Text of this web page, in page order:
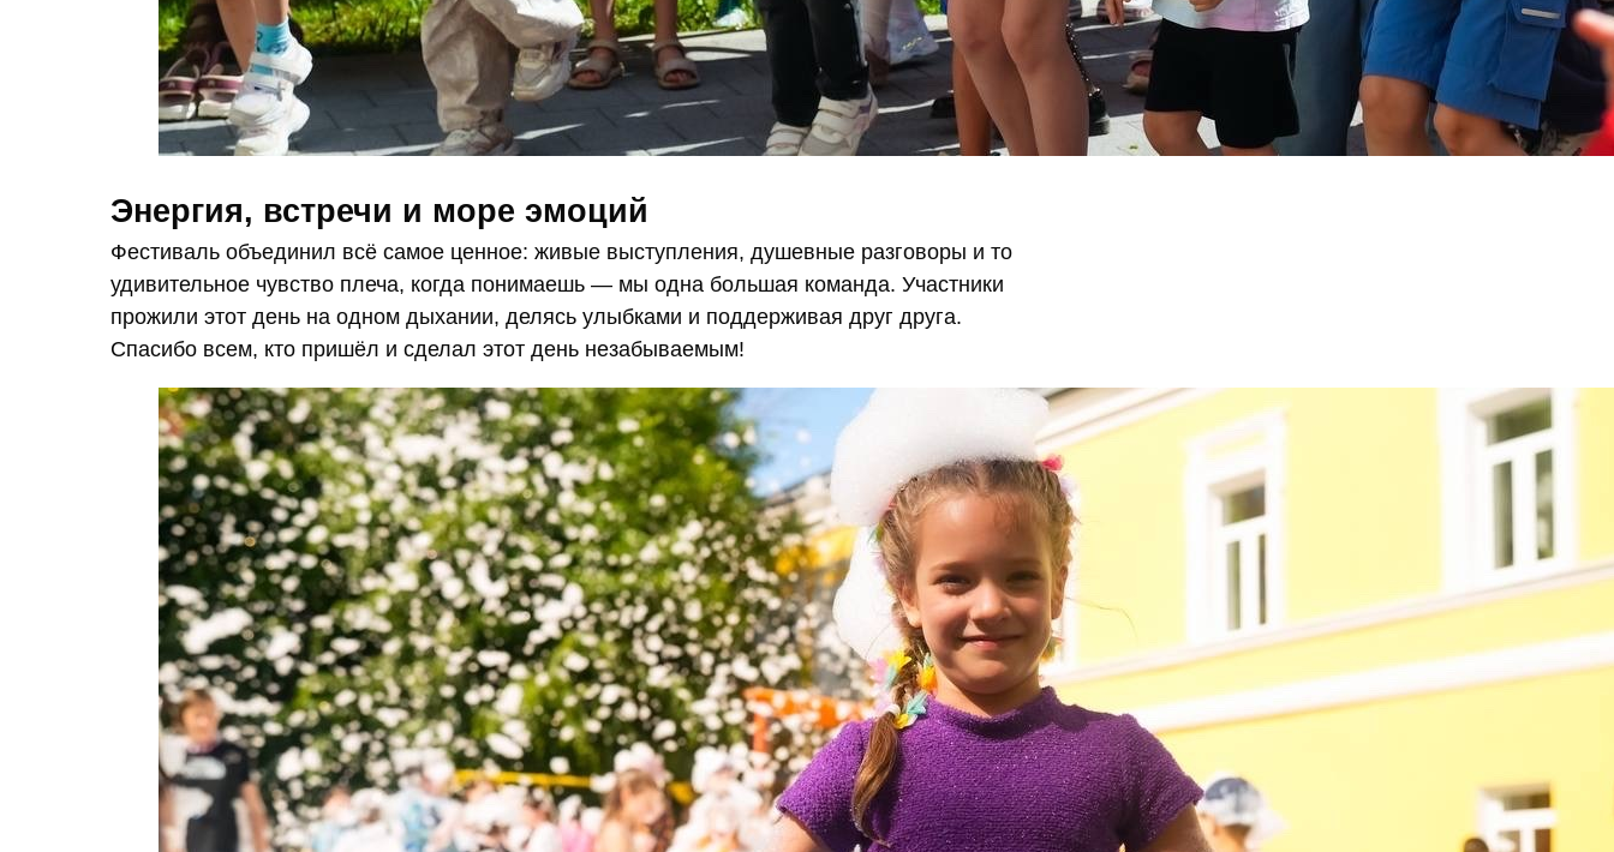
Энергия, встречи и море эмоций
Фестиваль объединил всё самое ценное: живые выступления, душевные разговоры и то
удивительное чувство плеча, когда понимаешь — мы одна большая команда. Участники
прожили этот день на одном дыхании, делясь улыбками и поддерживая друг друга.
Спасибо всем, кто пришёл и сделал этот день незабываемым!